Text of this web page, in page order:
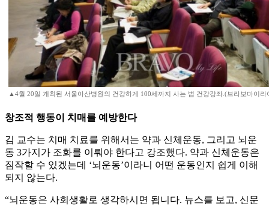
▲4월 20일 개최된 서울아산병원의 건강하게 100세까지 사는 법 건강강좌.(브라보마이라
창조적 행동이 치매를 예방한다
김 교수는 치매 치료를 위해서는 약과 신체운동, 그리고 뇌운
동 3가지가 조화를 이뤄야 한다고 강조했다. 약과 신체운동은
짐작할 수 있겠는데 ‘뇌운동’이라니 어떤 운동인지 쉽게 이해
되지 않는다.
“뇌운동은 사회생활로 생각하시면 됩니다. 뉴스를 보고, 신문